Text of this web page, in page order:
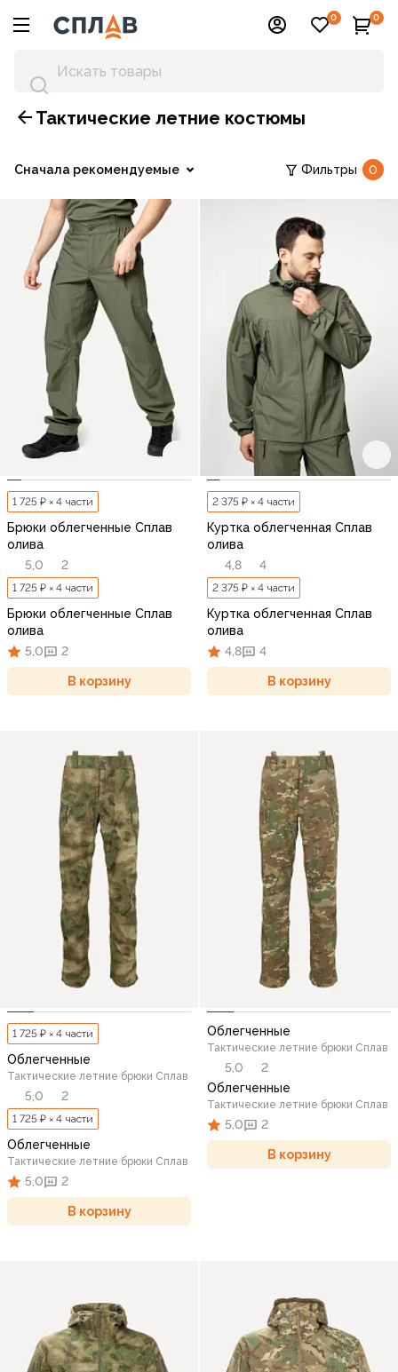
0 0
Тактические летние костюмы
Сначала рекомендуемые Фильтры 0
1 725 ₽ × 4 части
Брюки облегченные Сплав
олива
5,0
2
1 725 ₽ × 4 части
Брюки облегченные Сплав
олива
5,0
2
В корзину
2 375 ₽ × 4 части
Куртка облегченная Сплав
олива
4,8
4
2 375 ₽ × 4 части
Куртка облегченная Сплав
олива
4,8
4
В корзину
1 725 ₽ × 4 части
Облегченные
Тактические летние брюки Сплав
5,0 2
1 725 ₽ × 4 части
Облегченные
Тактические летние брюки Сплав
5,0 2
В корзину
Облегченные
Тактические летние брюки Сплав
5,0
2
Облегченные
Тактические летние брюки Сплав
5,0 2
В корзину